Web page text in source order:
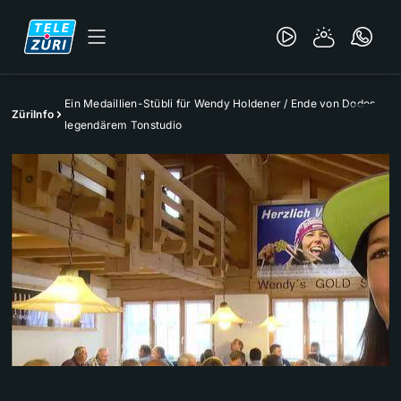
ZüriInfo
Ein Medaillien-Stübli für Wendy Holdener / Ende von Dodos
legendärem Tonstudio